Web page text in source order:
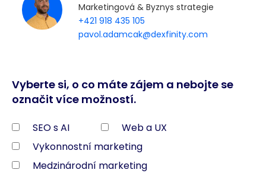
Marketingová & Byznys strategie
+421 918 435 105
pavol.adamcak@dexfinity.com
Vyberte si, o co máte zájem a nebojte se
označit více možností.
SEO s AI
Web a UX
Vykonnostní marketing
Medzinárodní marketing